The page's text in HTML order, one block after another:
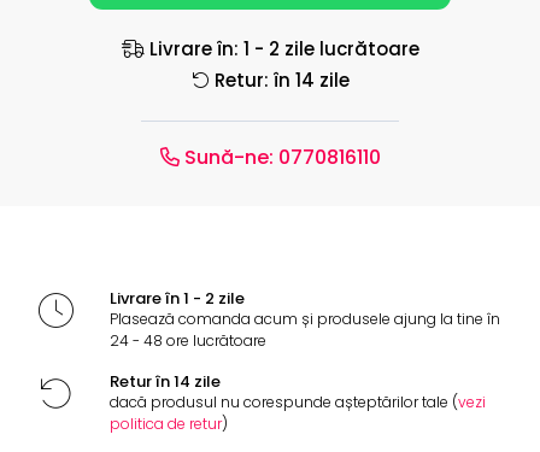
Livrare în: 1 - 2 zile lucrătoare
Retur: în 14 zile
Sună-ne: 0770816110
Livrare în 1 - 2 zile
Plasează comanda acum și produsele ajung la tine în
24 - 48 ore lucrătoare
Retur în 14 zile
dacă produsul nu corespunde așteptărilor tale (vezi
politica de retur)